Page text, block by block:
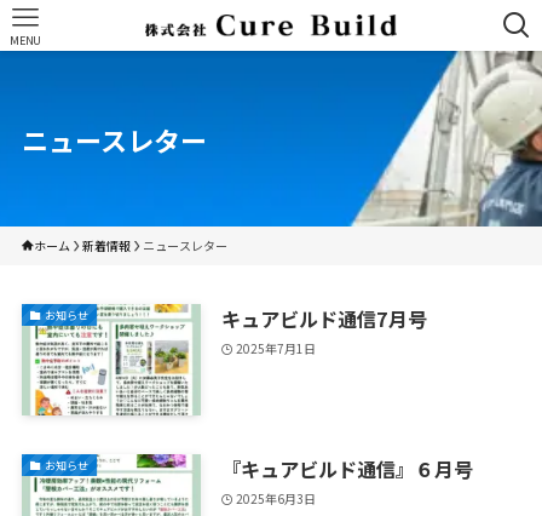
MENU
ニュースレター
ホーム 新着情報 ニュースレター
お知らせ キュアビルド通信7月号
2025年7月1日
お知らせ 『キュアビルド通信』６月号
2025年6月3日